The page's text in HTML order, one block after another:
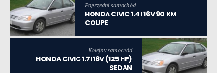
Poprzedni samochód
HONDA CIVIC 1.4 I 16V 90 KM
COUPE
Kolejny samochód
HONDA CIVIC 1.7I 16V (125 HP)
SEDAN